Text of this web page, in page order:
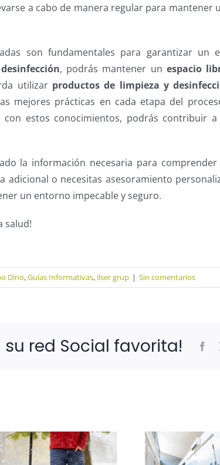
a cabo de manera regular para mantener
son fundamentales para garantizar un
, podrás mantener un espacio
utilizar productos de limpieza y
mejores prácticas en cada etapa del
con estos conocimientos, podrás contribuir
la información necesaria para comprender
adicional o necesitas asesoramiento
un entorno impecable y seguro.
salud!
Dino,Guías Informativas, ilser grup | Sin comentarios
red Social favorita!